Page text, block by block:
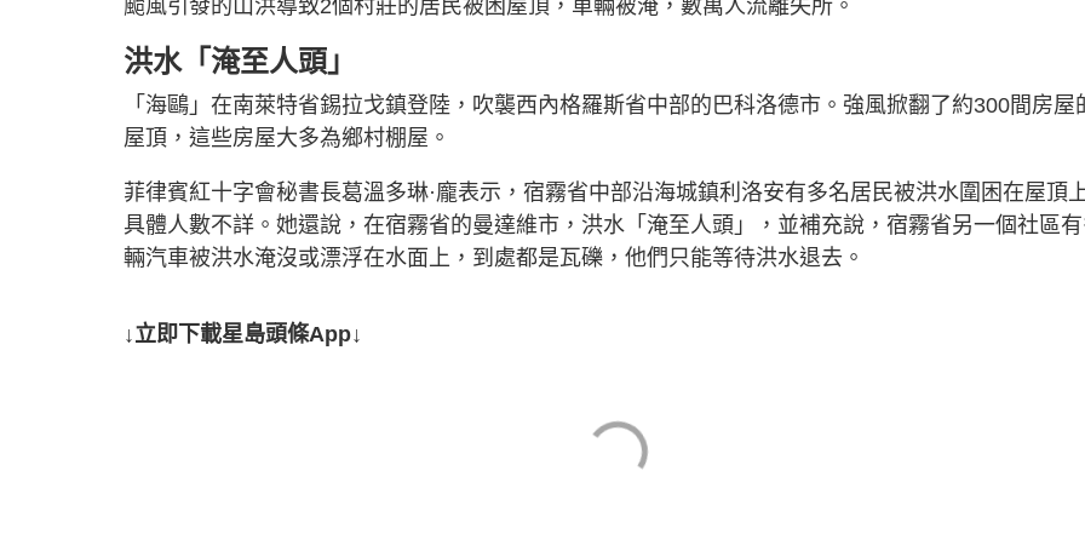
颱風引發的山洪導致2個村莊的居民被困屋頂，車輛被淹，數萬人流離失所。
洪水「淹至人頭」
「海鷗」在南萊特省錫拉戈鎮登陸，吹襲西內格羅斯省中部的巴科洛德市。強風掀翻了約300間房屋
屋頂，這些房屋大多為鄉村棚屋。
菲律賓紅十字會秘書長葛溫多琳·龐表示，宿霧省中部沿海城鎮利洛安有多名居民被洪水圍困在屋頂
具體人數不詳。她還說，在宿霧省的曼達維市，洪水「淹至人頭」，並補充說，宿霧省另一個社區
輛汽車被洪水淹沒或漂浮在水面上，到處都是瓦礫，他們只能等待洪水退去。
↓立即下載星島頭條App↓